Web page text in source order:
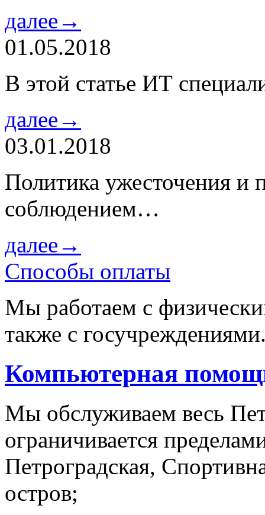
далее→
01.05.2018
В этой статье ИТ
далее→
03.01.2018
Политика ужесточения и
соблюдением…
далее→
Способы оплаты
Мы работаем с
также с
Компьютерная
Мы обслуживаем весь
ограничивается
Петроградская,
остров;